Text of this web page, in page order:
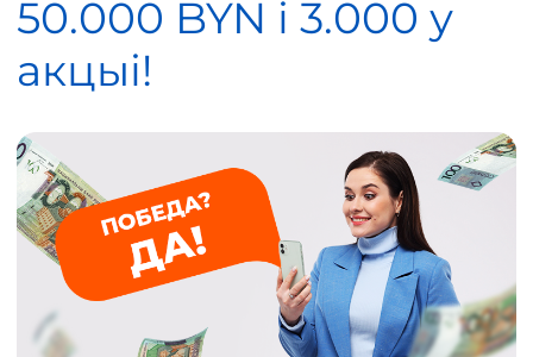
50.000 BYN і 3.000 у
акцыі!